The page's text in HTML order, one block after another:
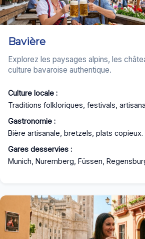
Bavière
Explorez les paysages alpins, les
culture bavaroise authentique.
Culture locale :
Traditions folkloriques, festivals,
Gastronomie :
Bière artisanale, bretzels, plats copieux.
Gares desservies :
Munich, Nuremberg, Füssen,